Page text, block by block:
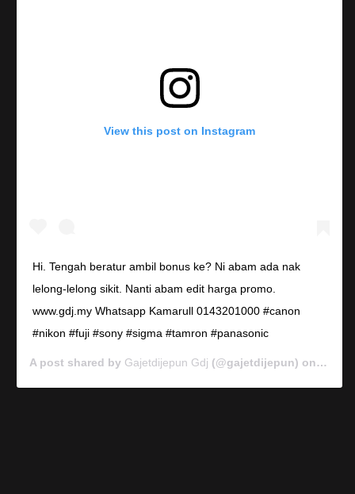
View this post on Instagram
Hi. Tengah beratur ambil bonus ke? Ni abam ada nak
lelong-lelong sikit. Nanti abam edit harga promo.
www.gdj.my Whatsapp Kamarull 0143201000 #canon
#nikon #fuji #sony #sigma #tamron #panasonic
A post shared by Gajetdijepun Gdj (@gajetdijepun) on Jan 7,